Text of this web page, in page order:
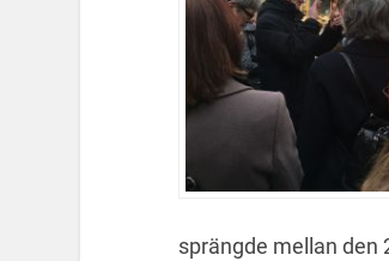
sprängde mellan den